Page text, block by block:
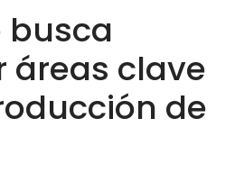
busca
áreas clave
de